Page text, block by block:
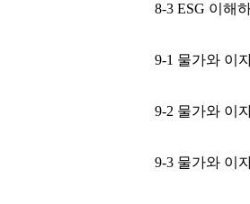
8-3 ESG 이해
9-1 물가와 이
9-2 물가와 이
9-3 물가와 이